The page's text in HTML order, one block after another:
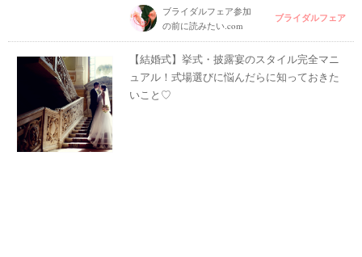
ブライダルフェア参加
の前に読みたい.com
ブライダルフェア
【結婚式】挙式・披露宴のスタイル完全マニ
ュアル！式場選びに悩んだらに知っておきた
いこと♡